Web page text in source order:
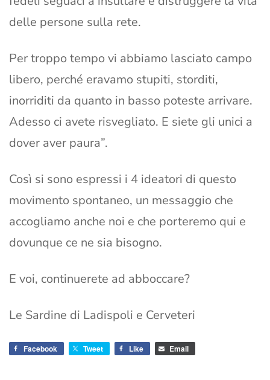
delle persone sulla rete.
Per troppo tempo vi abbiamo lasciato campo
libero, perché eravamo stupiti, storditi,
inorriditi da quanto in basso poteste arrivare.
Adesso ci avete risvegliato. E siete gli unici a
dover aver paura”.
Così si sono espressi i 4 ideatori di questo
movimento spontaneo, un messaggio che
accogliamo anche noi e che porteremo qui e
dovunque ce ne sia bisogno.
E voi, continuerete ad abboccare?
Le Sardine di Ladispoli e Cerveteri
Facebook Tweet Like Email